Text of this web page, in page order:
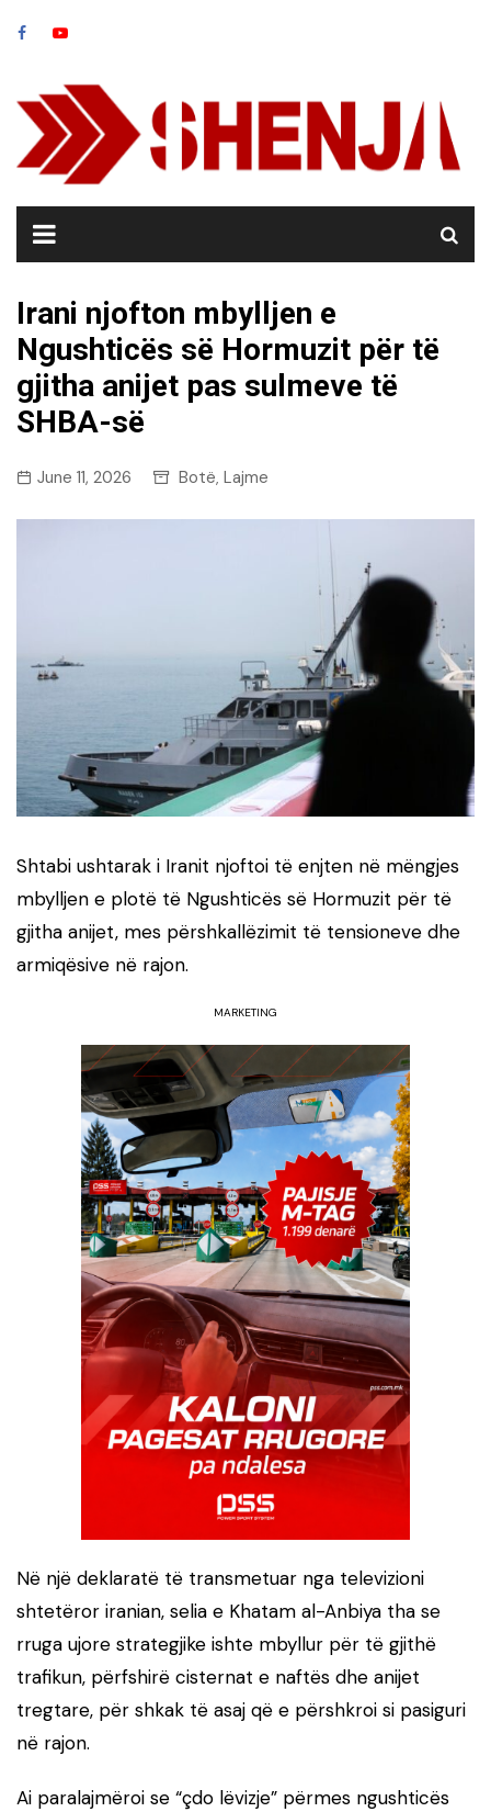
Irani njofton mbylljen e
Ngushticës së Hormuzit për të
gjitha anijet pas sulmeve të
SHBA-së
June 11, 2026 Botë, Lajme
Shtabi ushtarak i Iranit njoftoi të enjten në mëngjes
mbylljen e plotë të Ngushticës së Hormuzit për të
gjitha anijet, mes përshkallëzimit të tensioneve dhe
armiqësive në rajon.
MARKETING
Në një deklaratë të transmetuar nga televizioni
shtetëror iranian, selia e Khatam al-Anbiya tha se
rruga ujore strategjike ishte mbyllur për të gjithë
trafikun, përfshirë cisternat e naftës dhe anijet
tregtare, për shkak të asaj që e përshkroi si pasiguri
në rajon.
Ai paralajmëroi se “çdo lëvizje” përmes ngushticës